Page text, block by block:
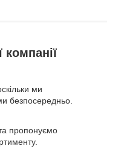
ми
безпосередньо.
пропонуємо